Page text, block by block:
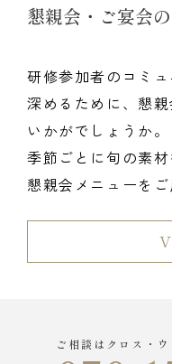
懇親会・ご宴会
研修参加者のコミ
深めるために、 懇
いかがでしょうか。
季節ごとに旬の素
懇親会メニューを
ご相談はクロス・